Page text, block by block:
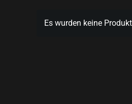
Es wurden keine